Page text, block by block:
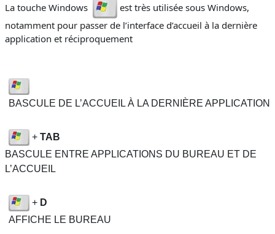
La touche Windows
est très utilisée sous Windows,
notamment pour passer de l’interface d’accueil à la dernière
application et réciproquement
BASCULE DE L’ACCUEIL À LA DERNIÈRE APPLICATION
+ TAB
BASCULE ENTRE APPLICATIONS DU BUREAU ET DE
L’ACCUEIL
+ D
AFFICHE LE BUREAU